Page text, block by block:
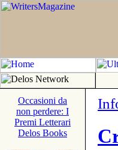
Occasioni da
non perdere: I
Premi Letterari
Delos Books